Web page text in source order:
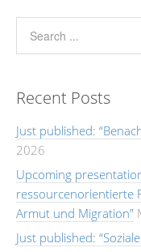
Recent Posts
Just published:
2026
Upcoming
ressourcenorientierte
Armut und Migration”
Just published: